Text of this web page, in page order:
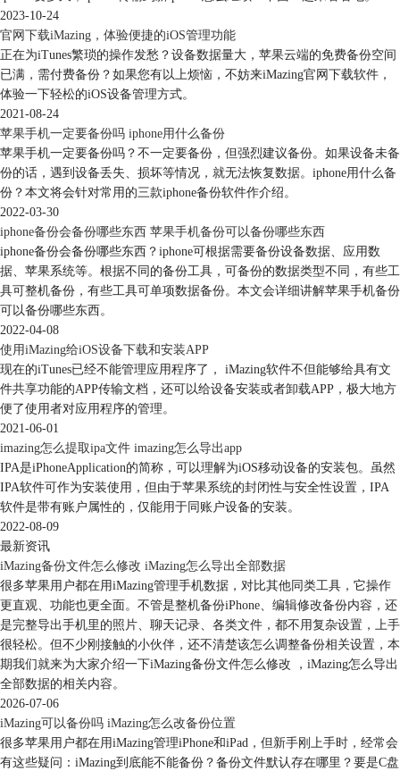
图4.选择存放备份位置
最后将安卓手机连接到电脑上，将刚刚备份好的数据文件，移动到安卓手
机文件夹的根目录即可。
需要说明的是，不是所有数据都能直接被安卓手机读取的。不过现在很多
安卓手机都自带了换机助手，你可以打开软件看看是否有「导入来自
iPhone数据」的功能。
二、苹果手机备份软件哪个好
苹果手机也会遇到系统升级、恢复出厂设置、手机故障、删除照片释放内
存等情况。这时候需要先对手机进行备份来保护手机数据。下面就带大家
来了解一下苹果手机备份软件哪个好用。
1、iTunes/iCloud（苹果官方）
iTunes和iCloud是苹果手机自带的备份工具。通过连接手机到电脑上的
iTunes，或者在手机设置中开启iCloud备份，可以将设备上的数据备份到
电脑或Apple云端服务器中。这是官方提供的备份方案，具有较高的可靠
性和兼容性。
但是iTunes在备份速度方面较慢，操作也较为复杂，很多新手都不知道怎
么操作。而iCloud的云备份空间只为用户提供了5GB的云备份空间，根本
不够用，要更大的空间就需要通过付费才行，性价比并不高。
2023-10-24
官网下载iMazing，体验便捷的iOS管理功能
正在为iTunes繁琐的操作发愁？设备数据量大，苹果云端的免费备份空间
已满，需付费备份？如果您有以上烦恼，不妨来iMazing官网下载软件，
体验一下轻松的iOS设备管理方式。
2021-08-24
苹果手机一定要备份吗 iphone用什么备份
苹果手机一定要备份吗？不一定要备份，但强烈建议备份。如果设备未备
份的话，遇到设备丢失、损坏等情况，就无法恢复数据。iphone用什么备
份？本文将会针对常用的三款iphone备份软件作介绍。
2022-03-30
iphone备份会备份哪些东西 苹果手机备份可以备份哪些东西
iphone备份会备份哪些东西？iphone可根据需要备份设备数据、应用数
据、苹果系统等。根据不同的备份工具，可备份的数据类型不同，有些工
具可整机备份，有些工具可单项数据备份。本文会详细讲解苹果手机备份
可以备份哪些东西。
2022-04-08
使用iMazing给iOS设备下载和安装APP
现在的iTunes已经不能管理应用程序了， iMazing软件不但能够给具有文
件共享功能的APP传输文档，还可以给设备安装或者卸载APP，极大地方
便了使用者对应用程序的管理。
2021-06-01
imazing怎么提取ipa文件 imazing怎么导出app
IPA是iPhoneApplication的简称，可以理解为iOS移动设备的安装包。虽然
IPA软件可作为安装使用，但由于苹果系统的封闭性与安全性设置，IPA
软件是带有账户属性的，仅能用于同账户设备的安装。
2022-08-09
最新资讯
iMazing备份文件怎么修改 iMazing怎么导出全部数据
很多苹果用户都在用iMazing管理手机数据，对比其他同类工具，它操作
更直观、功能也更全面。不管是整机备份iPhone、编辑修改备份内容，还
是完整导出手机里的照片、聊天记录、各类文件，都不用复杂设置，上手
很轻松。但不少刚接触的小伙伴，还不清楚该怎么调整备份相关设置，本
期我们就来为大家介绍一下iMazing备份文件怎么修改 ，iMazing怎么导出
全部数据的相关内容。
2026-07-06
iMazing可以备份吗 iMazing怎么改备份位置
很多苹果用户都在用iMazing管理iPhone和iPad，但新手刚上手时，经常会
有这些疑问：iMazing到底能不能备份？备份文件默认存在哪里？要是C盘